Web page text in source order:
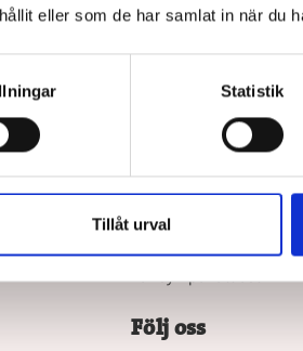
eller som de har samlat in när du
Statistik
Tillåt urvalVad är läsnycklar?
Följ oss